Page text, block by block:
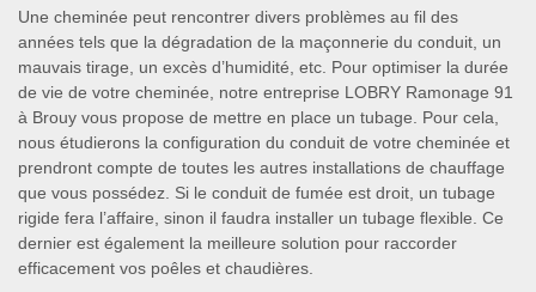
Une cheminée peut rencontrer divers problèmes au fil des
années tels que la dégradation de la maçonnerie du conduit, un
mauvais tirage, un excès d’humidité, etc. Pour optimiser la durée
de vie de votre cheminée, notre entreprise LOBRY Ramonage 91
à Brouy vous propose de mettre en place un tubage. Pour cela,
nous étudierons la configuration du conduit de votre cheminée et
prendront compte de toutes les autres installations de chauffage
que vous possédez. Si le conduit de fumée est droit, un tubage
rigide fera l’affaire, sinon il faudra installer un tubage flexible. Ce
dernier est également la meilleure solution pour raccorder
efficacement vos poêles et chaudières.